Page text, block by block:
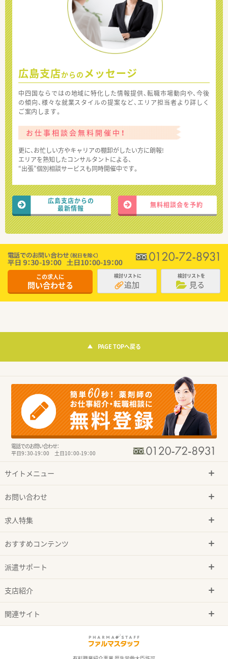
広島支店からの メッセージ
中四国ならではの地域に特化した情報提供、転職市場動向や、今後
の傾向、様々な就業スタイルの提案など、エリア担当者より詳しく
ご案内します。
お仕事相談会無料開催中！
更に、お忙しい方やキャリアの棚卸がしたい方に朗報!
エリアを熟知したコンサルタントによる、
“出張”個別相談サービスも同時開催中です。
広島支店からの
最新情報
無料相談会を予約
この求人に
問い合わせる
検討リストに
追加
検討リストを
見る
PAGE TOPへ戻る
電話でのお問い合わせ：
平日9：30-19：00 土日10：00-19：00
サイトメニュー
お問い合わせ
求人特集
おすすめコンテンツ
派遣サポート
支店紹介
関連サイト